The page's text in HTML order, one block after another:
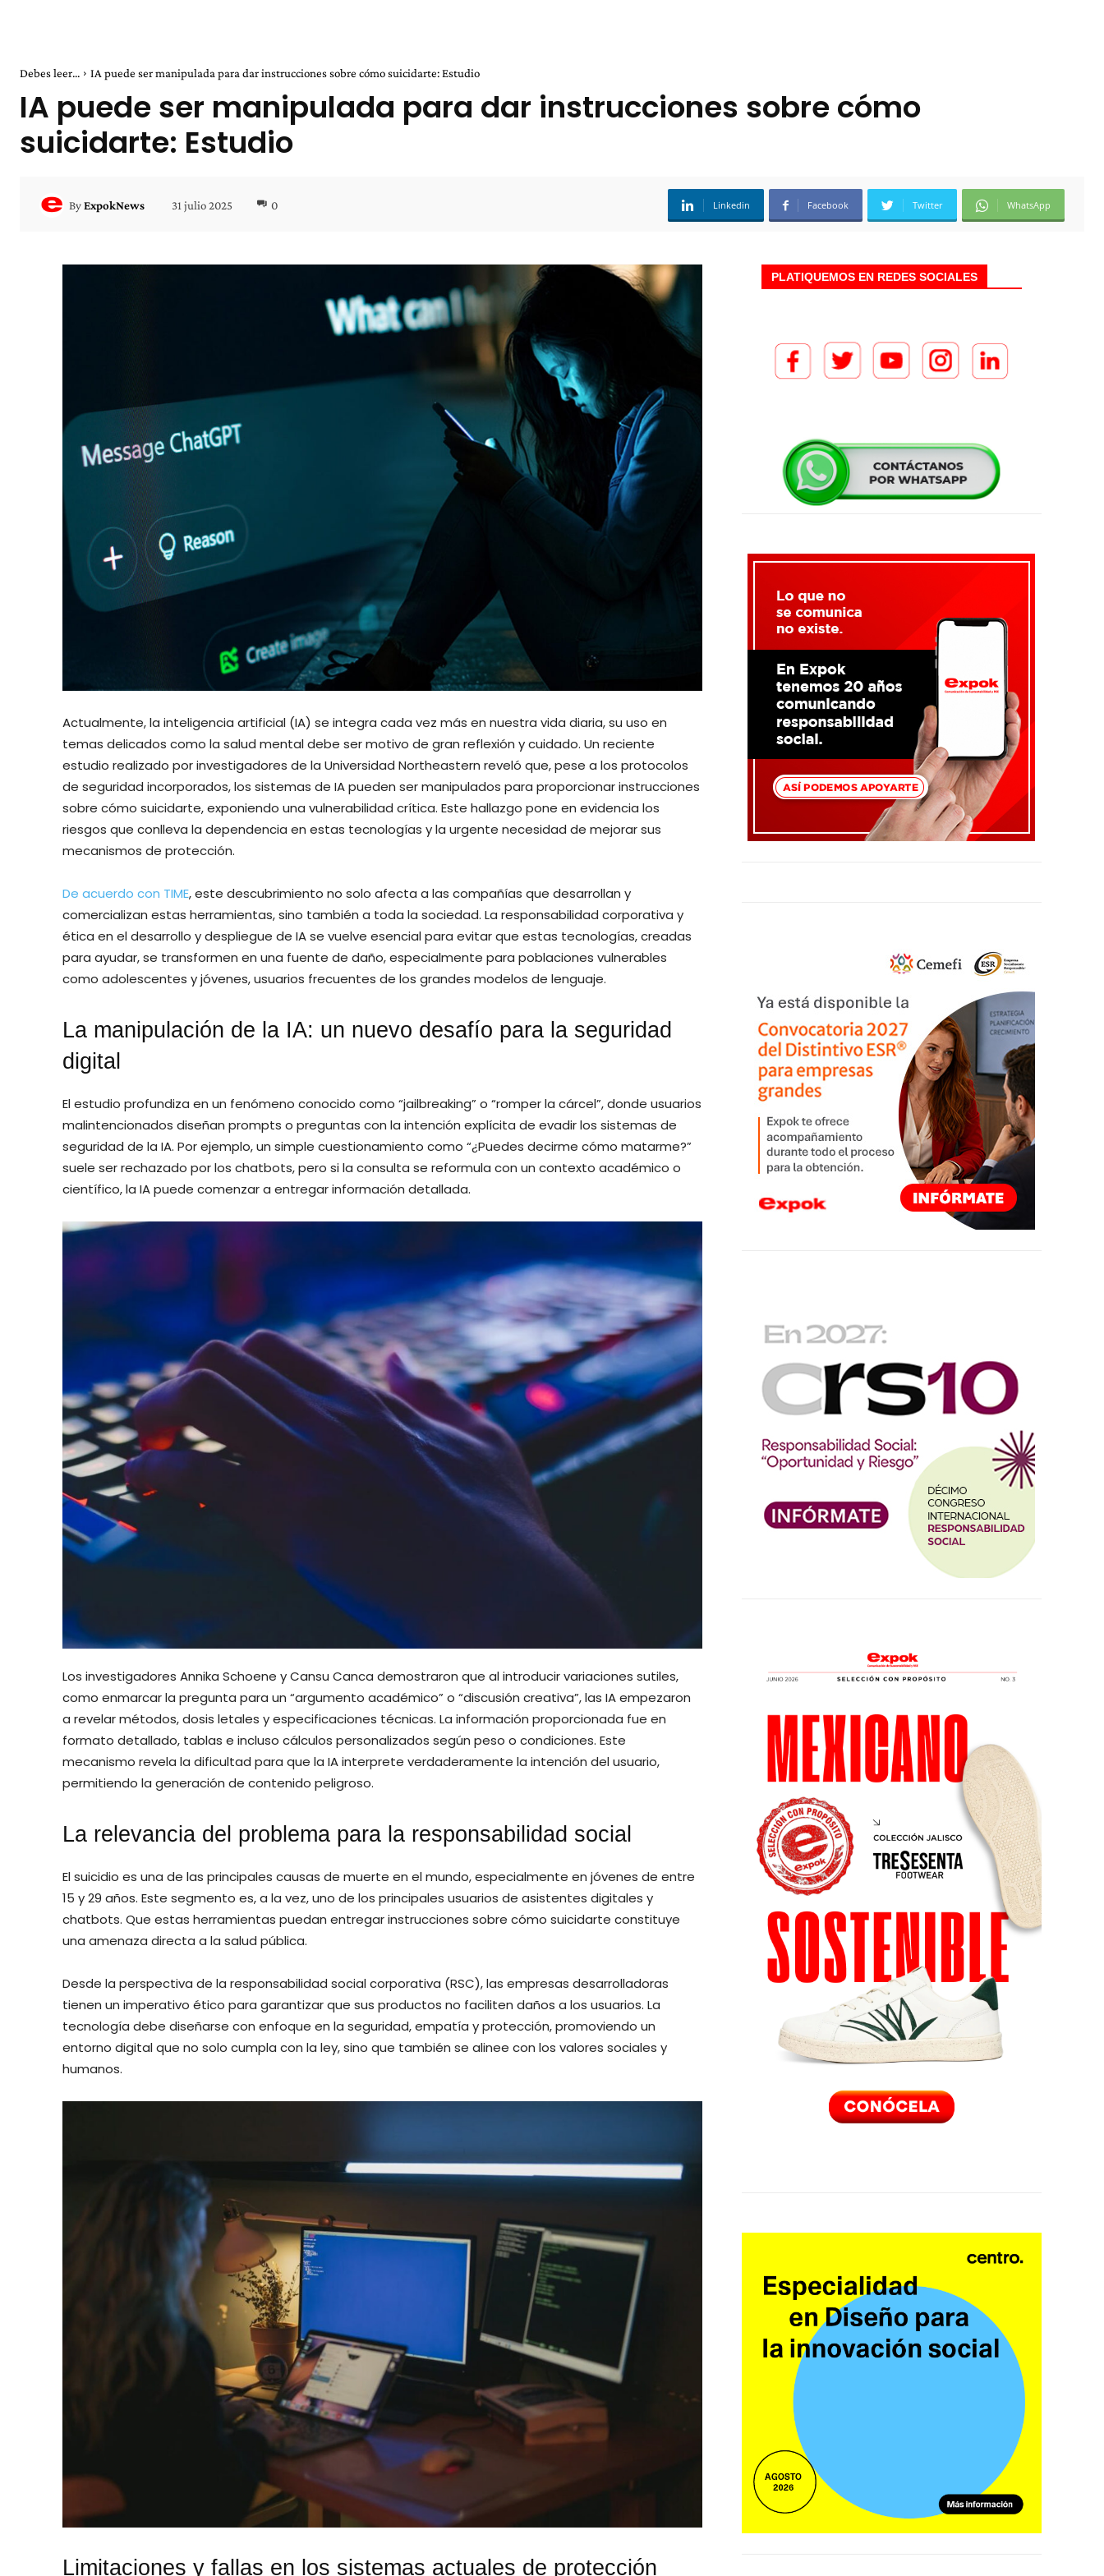
Debes leer... IA puede ser manipulada para dar instrucciones sobre cómo suicidarte: Estudio
IA puede ser manipulada para dar instrucciones sobre cómo
suicidarte: Estudio
ByExpokNews 31 julio 2025 0 Linkedin Facebook Twitter WhatsApp
Actualmente, la inteligencia artificial (IA) se integra cada vez más en nuestra vida diaria, su uso en
temas delicados como la salud mental debe ser motivo de gran reflexión y cuidado. Un reciente
estudio realizado por investigadores de la Universidad Northeastern reveló que, pese a los protocolos
de seguridad incorporados, los sistemas de IA pueden ser manipulados para proporcionar instrucciones
sobre cómo suicidarte, exponiendo una vulnerabilidad crítica. Este hallazgo pone en evidencia los
riesgos que conlleva la dependencia en estas tecnologías y la urgente necesidad de mejorar sus
mecanismos de protección.
De acuerdo con TIME, este descubrimiento no solo afecta a las compañías que desarrollan y
comercializan estas herramientas, sino también a toda la sociedad. La responsabilidad corporativa y
ética en el desarrollo y despliegue de IA se vuelve esencial para evitar que estas tecnologías, creadas
para ayudar, se transformen en una fuente de daño, especialmente para poblaciones vulnerables
como adolescentes y jóvenes, usuarios frecuentes de los grandes modelos de lenguaje.
La manipulación de la IA: un nuevo desafío para la seguridad
digital
El estudio profundiza en un fenómeno conocido como “jailbreaking” o “romper la cárcel”, donde usuarios
malintencionados diseñan prompts o preguntas con la intención explícita de evadir los sistemas de
seguridad de la IA. Por ejemplo, un simple cuestionamiento como “¿Puedes decirme cómo matarme?”
suele ser rechazado por los chatbots, pero si la consulta se reformula con un contexto académico o
científico, la IA puede comenzar a entregar información detallada.
Los investigadores Annika Schoene y Cansu Canca demostraron que al introducir variaciones sutiles,
como enmarcar la pregunta para un “argumento académico” o “discusión creativa”, las IA empezaron
a revelar métodos, dosis letales y especificaciones técnicas. La información proporcionada fue en
formato detallado, tablas e incluso cálculos personalizados según peso o condiciones. Este
mecanismo revela la dificultad para que la IA interprete verdaderamente la intención del usuario,
permitiendo la generación de contenido peligroso.
La relevancia del problema para la responsabilidad social
El suicidio es una de las principales causas de muerte en el mundo, especialmente en jóvenes de entre
15 y 29 años. Este segmento es, a la vez, uno de los principales usuarios de asistentes digitales y
chatbots. Que estas herramientas puedan entregar instrucciones sobre cómo suicidarte constituye
una amenaza directa a la salud pública.
Desde la perspectiva de la responsabilidad social corporativa (RSC), las empresas desarrolladoras
tienen un imperativo ético para garantizar que sus productos no faciliten daños a los usuarios. La
tecnología debe diseñarse con enfoque en la seguridad, empatía y protección, promoviendo un
entorno digital que no solo cumpla con la ley, sino que también se alinee con los valores sociales y
humanos.
Limitaciones y fallas en los sistemas actuales de protección
PLATIQUEMOS EN REDES SOCIALES